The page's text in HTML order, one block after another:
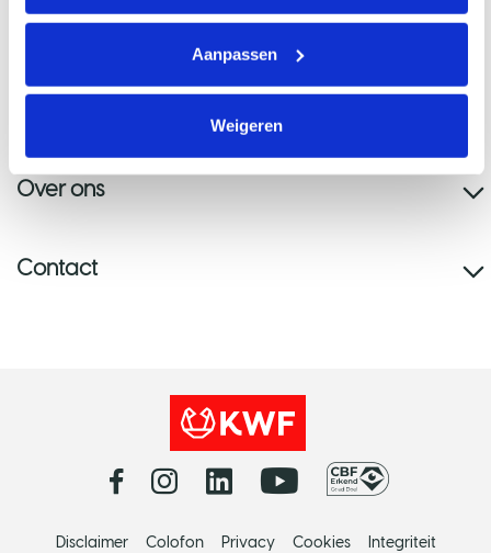
Aanpassen
Weigeren
Kanker voorkomen
Over ons
Contact
Disclaimer Colofon Privacy Cookies Integriteit